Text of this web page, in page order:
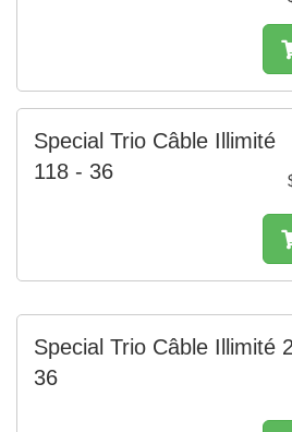
Special Trio Câble Illimité
118 - 36
Special Trio Câble Illimité
36